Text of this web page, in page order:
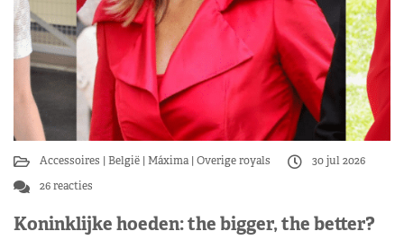
Accessoires België Máxima Overige royals
30 jul 2026
26 reacties
Koninklijke hoeden: the bigger, the better?